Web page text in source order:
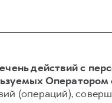
действий с
Оператором
(операций),